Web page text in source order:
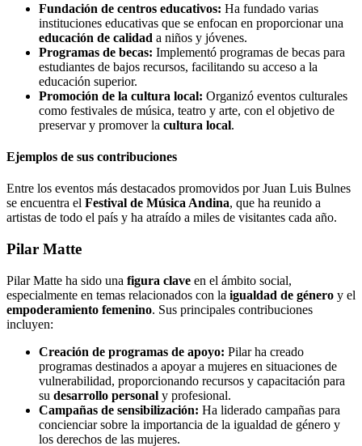
Fundación de centros educativos: Ha fundado varias
instituciones educativas que se enfocan en proporcionar una
educación de calidad a niños y jóvenes.
Programas de becas: Implementó programas de becas para
estudiantes de bajos recursos, facilitando su acceso a la
educación superior.
Promoción de la cultura local: Organizó eventos culturales
como festivales de música, teatro y arte, con el objetivo de
preservar y promover la cultura local.
Ejemplos de sus contribuciones
Entre los eventos más destacados promovidos por Juan Luis Bulnes
se encuentra el Festival de Música Andina, que ha reunido a
artistas de todo el país y ha atraído a miles de visitantes cada año.
Pilar Matte
Pilar Matte ha sido una figura clave en el ámbito social,
especialmente en temas relacionados con la igualdad de género y el
empoderamiento femenino. Sus principales contribuciones
incluyen:
Creación de programas de apoyo: Pilar ha creado
programas destinados a apoyar a mujeres en situaciones de
vulnerabilidad, proporcionando recursos y capacitación para
su desarrollo personal y profesional.
Campañas de sensibilización: Ha liderado campañas para
concienciar sobre la importancia de la igualdad de género y
los derechos de las mujeres.